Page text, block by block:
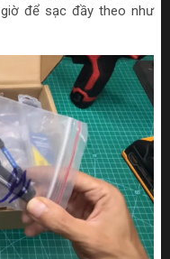
để sạc đầy theo như